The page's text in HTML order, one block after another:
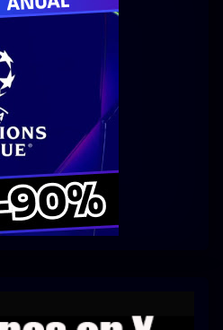
Thriller
Series 4K HDR
2160p 4K SDR